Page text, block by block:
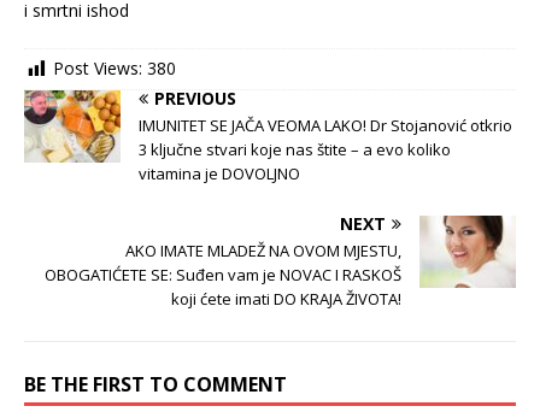
i smrtni ishod
Post Views: 380
PREVIOUS
IMUNITET SE JAČA VEOMA LAKO! Dr Stojanović otkrio
3 ključne stvari koje nas štite – a evo koliko
vitamina je DOVOLJNO
NEXT
AKO IMATE MLADEŽ NA OVOM MJESTU,
OBOGATIĆETE SE: Suđen vam je NOVAC I RASKOŠ
koji ćete imati DO KRAJA ŽIVOTA!
BE THE FIRST TO COMMENT